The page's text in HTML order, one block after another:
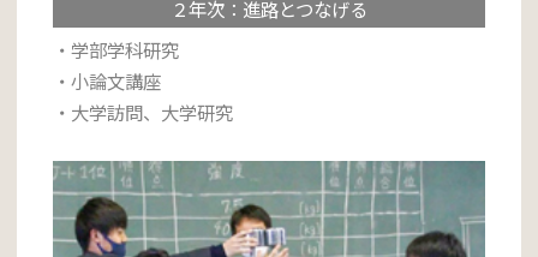
２年次：進路とつなげる
・学部学科研究
・小論文講座
・大学訪問、大学研究